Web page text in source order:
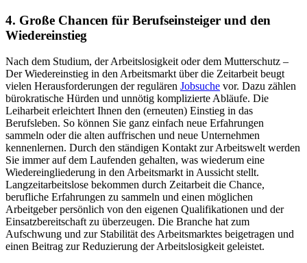
4. Große Chancen für Berufseinsteiger und den
Wiedereinstieg
Nach dem Studium, der Arbeitslosigkeit oder dem Mutterschutz –
Der Wiedereinstieg in den Arbeitsmarkt über die Zeitarbeit beugt
vielen Herausforderungen der regulären Jobsuche vor. Dazu zählen
bürokratische Hürden und unnötig komplizierte Abläufe. Die
Leiharbeit erleichtert Ihnen den (erneuten) Einstieg in das
Berufsleben. So können Sie ganz einfach neue Erfahrungen
sammeln oder die alten auffrischen und neue Unternehmen
kennenlernen. Durch den ständigen Kontakt zur Arbeitswelt werden
Sie immer auf dem Laufenden gehalten, was wiederum eine
Wiedereingliederung in den Arbeitsmarkt in Aussicht stellt.
Langzeitarbeitslose bekommen durch Zeitarbeit die Chance,
berufliche Erfahrungen zu sammeln und einen möglichen
Arbeitgeber persönlich von den eigenen Qualifikationen und der
Einsatzbereitschaft zu überzeugen. Die Branche hat zum
Aufschwung und zur Stabilität des Arbeitsmarktes beigetragen und
einen Beitrag zur Reduzierung der Arbeitslosigkeit geleistet.